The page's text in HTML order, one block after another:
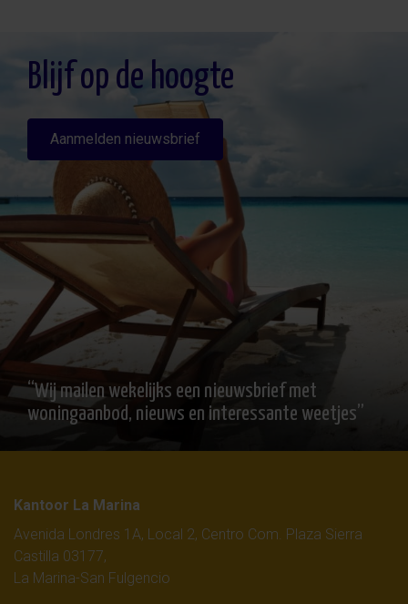
gedetailleerde informatie over gegevensbescherming kan
geraadpleegd
Blijf op de hoogte
Aanmelden nieuwsbrief
“Wij mailen wekelijks een nieuwsbrief met
woningaanbod, nieuws en interessante weetjes”
Kantoor La Marina
Avenida Londres 1A, Local 2, Centro Com. Plaza Sierra
Castilla 03177,
La Marina-San Fulgencio